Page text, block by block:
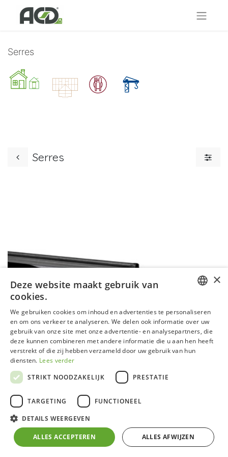
Serres
Serres
EXTRA DAKRAAM GECOAT
Ventileer
GERMAN
FRENCH
×
Deze website maakt gebruik van
cookies.
We gebruiken cookies om inhoud en advertenties te personaliseren
en om ons verkeer te analyseren. We delen ook informatie over uw
gebruik van onze site met onze advertentie- en analysepartners, die
deze kunnen combineren met andere informatie die u aan hen heeft
verstrekt of die zij hebben verzameld door uw gebruik van hun
diensten. Lees verder
STRIKT NOODZAKELIJK
PRESTATIE
TARGETING FUNCTIONEEL
DETAILS WEERGEVEN
ALLES ACCEPTEREN ALLES AFWIJZEN